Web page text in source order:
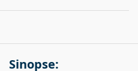
Sinopse: